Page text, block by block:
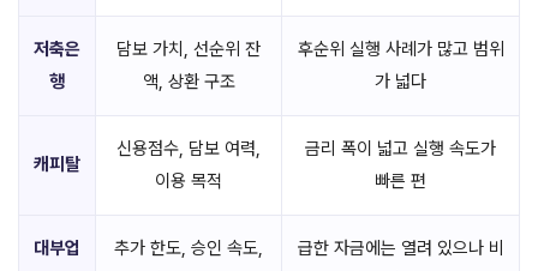
저축은
행
담보 가치, 선순위 잔
액, 상환 구조
후순위 실행 사례가 많고 범위
가 넓다
캐피탈
신용점수, 담보 여력,
이용 목적
금리 폭이 넓고 실행 속도가
빠른 편
대부업
추가 한도, 승인 속도,
급한 자금에는 열려 있으나 비